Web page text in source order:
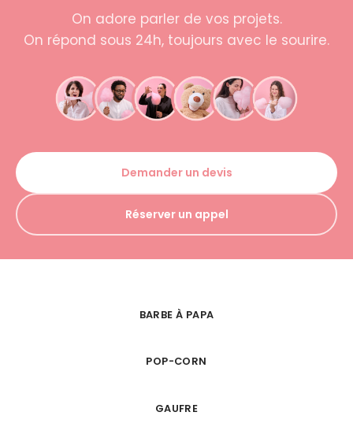
On adore parler de vos projets.
On répond sous 24h, toujours avec le sourire.
Demander un devis
Réserver un appel
BARBE À PAPA
POP-CORN
GAUFRE